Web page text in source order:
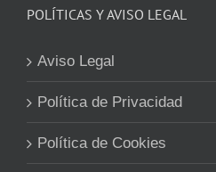
POLÍTICAS Y AVISO LEGAL
Aviso Legal
Política de Privacidad
Política de Cookies